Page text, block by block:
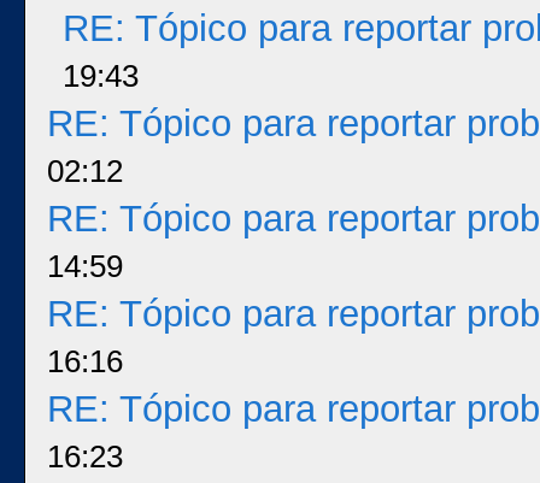
RE: Tópico para reportar
19:43
RE: Tópico para reportar
02:12
RE: Tópico para reportar
14:59
RE: Tópico para reportar
16:16
RE: Tópico para reportar
16:23